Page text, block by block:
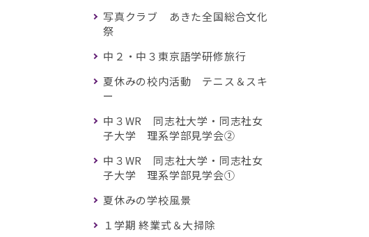
写真クラブ あきた全国総合文化
祭
中２・中３東京語学研修旅行
夏休みの校内活動 テニス＆スキ
ー
中３WR 同志社大学・同志社女
子大学 理系学部見学会②
中３WR 同志社大学・同志社女
子大学 理系学部見学会①
夏休みの学校風景
１学期 終業式＆大掃除